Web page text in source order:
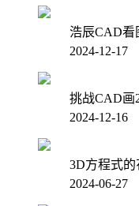
浩辰CAD看
2024-12-17
挑战CAD画
2024-12-16
3D方程式的
2024-06-27